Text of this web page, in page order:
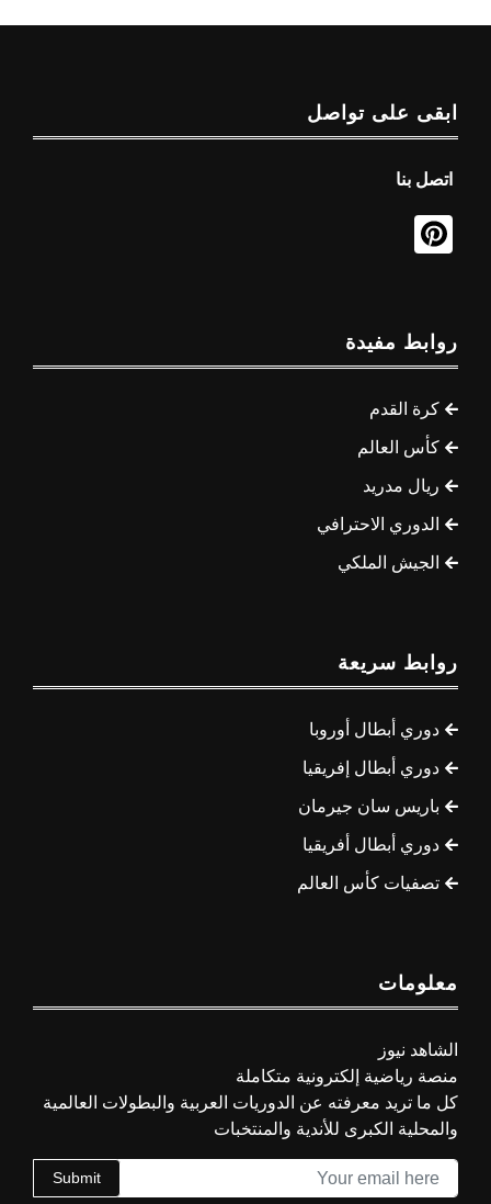
ابقى على تواصل
اتصل بنا
روابط مفيدة
كرة القدم
كأس العالم
ريال مدريد
الدوري الاحترافي
الجيش الملكي
روابط سريعة
دوري أبطال أوروبا
دوري أبطال إفريقيا
باريس سان جيرمان
دوري أبطال أفريقيا
تصفيات كأس العالم
معلومات
الشاهد نيوز
منصة رياضية إلكترونية متكاملة
كل ما تريد معرفته عن الدوريات العربية والبطولات العالمية
والمحلية الكبرى للأندية والمنتخبات
Submit